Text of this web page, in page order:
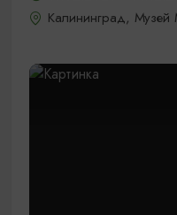
Калининград, Музей